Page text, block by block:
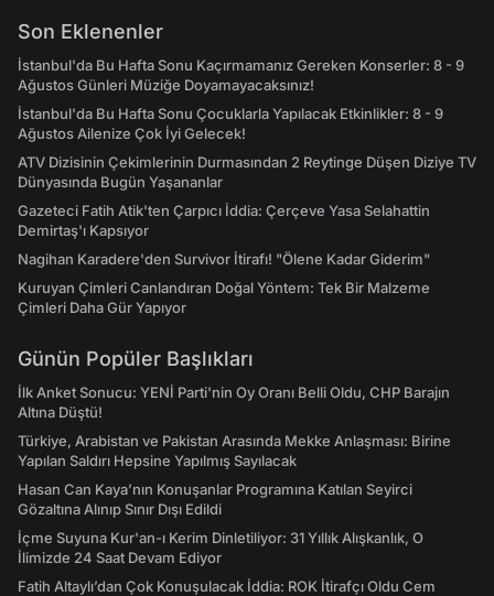
Son Eklenenler
İstanbul'da Bu Hafta Sonu Kaçırmamanız Gereken Konserler: 8 - 9
Ağustos Günleri Müziğe Doyamayacaksınız!
İstanbul'da Bu Hafta Sonu Çocuklarla Yapılacak Etkinlikler: 8 - 9
Ağustos Ailenize Çok İyi Gelecek!
ATV Dizisinin Çekimlerinin Durmasından 2 Reytinge Düşen Diziye TV
Dünyasında Bugün Yaşananlar
Gazeteci Fatih Atik'ten Çarpıcı İddia: Çerçeve Yasa Selahattin
Demirtaş'ı Kapsıyor
Nagihan Karadere'den Survivor İtirafı! "Ölene Kadar Giderim"
Kuruyan Çimleri Canlandıran Doğal Yöntem: Tek Bir Malzeme
Çimleri Daha Gür Yapıyor
Günün Popüler Başlıkları
İlk Anket Sonucu: YENİ Parti'nin Oy Oranı Belli Oldu, CHP Barajın
Altına Düştü!
Türkiye, Arabistan ve Pakistan Arasında Mekke Anlaşması: Birine
Yapılan Saldırı Hepsine Yapılmış Sayılacak
Hasan Can Kaya’nın Konuşanlar Programına Katılan Seyirci
Gözaltına Alınıp Sınır Dışı Edildi
İçme Suyuna Kur'an-ı Kerim Dinletiliyor: 31 Yıllık Alışkanlık, O
İlimizde 24 Saat Devam Ediyor
Fatih Altaylı’dan Çok Konuşulacak İddia: ROK İtirafçı Oldu Cem